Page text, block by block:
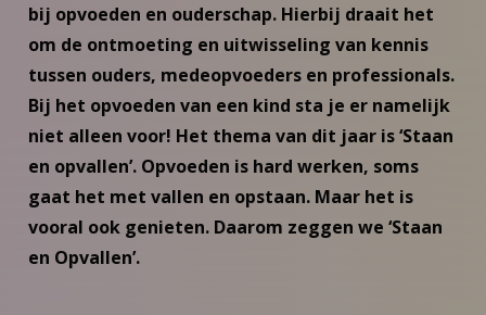
bij opvoeden en ouderschap. Hierbij draait het
om de ontmoeting en uitwisseling van kennis
tussen ouders, medeopvoeders en professionals.
Bij het opvoeden van een kind sta je er namelijk
niet alleen voor! Het thema van dit jaar is ‘Staan
en opvallen’. Opvoeden is hard werken, soms
gaat het met vallen en opstaan. Maar het is
vooral ook genieten. Daarom zeggen we ‘Staan
en Opvallen’.